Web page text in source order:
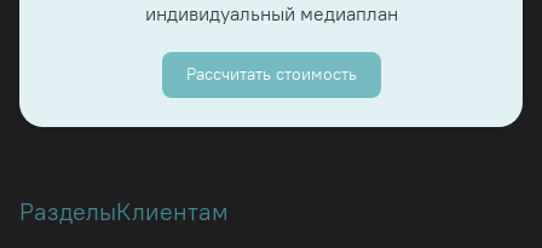
индивидуальный медиаплан
Рассчитать стоимость
РазделыКлиентам